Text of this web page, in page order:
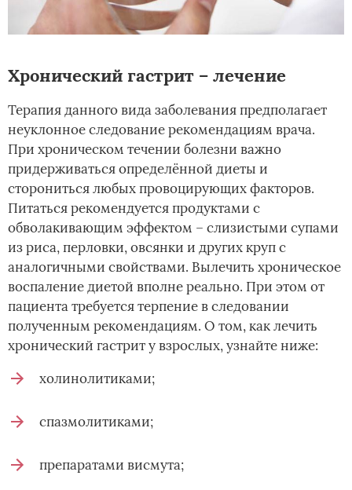
Хронический гастрит – лечение
Терапия данного вида заболевания предполагает
неуклонное следование рекомендациям врача.
При хроническом течении болезни важно
придерживаться определённой диеты и
сторониться любых провоцирующих факторов.
Питаться рекомендуется продуктами с
обволакивающим эффектом – слизистыми супами
из риса, перловки, овсянки и других круп с
аналогичными свойствами. Вылечить хроническое
воспаление диетой вполне реально. При этом от
пациента требуется терпение в следовании
полученным рекомендациям. О том, как лечить
хронический гастрит у взрослых, узнайте ниже:
холинолитиками;
спазмолитиками;
препаратами висмута;